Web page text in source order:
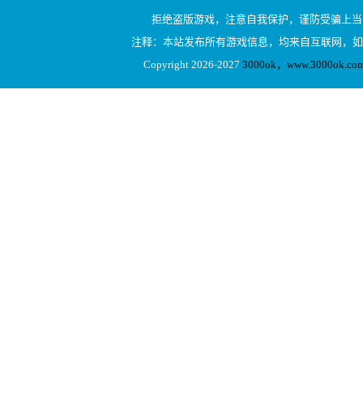
拒绝盗版游戏，注意自我保护，谨防受骗上
注释：本站发布所有游戏信息，均来自互联网，
Copyright 2026-2027 3000ok，